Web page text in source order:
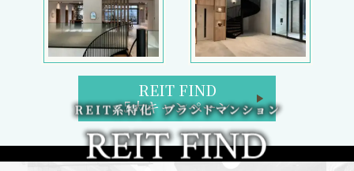
REIT FIND
5大キャンペーン